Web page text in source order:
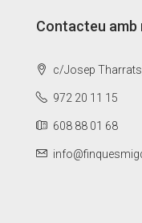
Contacteu amb
c/Josep
972 20 11 15
608 88 01 68